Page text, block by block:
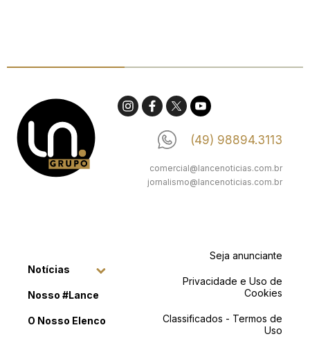
(49) 98894.3113
comercial@lancenoticias.com.br
jornalismo@lancenoticias.com.br
Notícias
Nosso #Lance
O Nosso Elenco
Seja anunciante
Privacidade e Uso de
Cookies
Classificados - Termos de
Uso